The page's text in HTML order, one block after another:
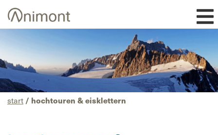
Skip
content
start / hochtouren & eisklettern